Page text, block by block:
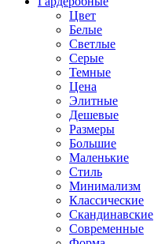
Цвет
Белые
Светлые
Серые
Темные
Цена
Элитные
Дешевые
Размеры
Большие
Маленькие
Стиль
Минимализм
Классические
Скандинавские
Современные